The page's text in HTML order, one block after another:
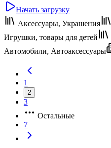
Начать загрузку
Аксессуары, Украшения
Игрушки, товары для детей
Автомобили, Автоаксессуары
1
2
3
Остальные
7